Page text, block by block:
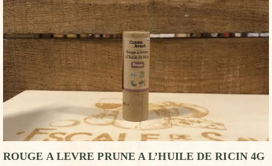
ROUGE A LEVRE PRUNE A L’HUILE DE RICIN 4G